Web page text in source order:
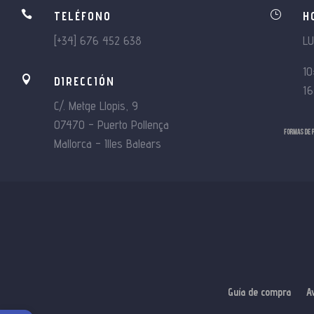

TELÉFONO
[+34] 676 452 638

DIRECCIÓN
C/. Metge Llopis, 9
07470 – Puerto Pollença
Mallorca – Illes Balears
}
Guía de compra